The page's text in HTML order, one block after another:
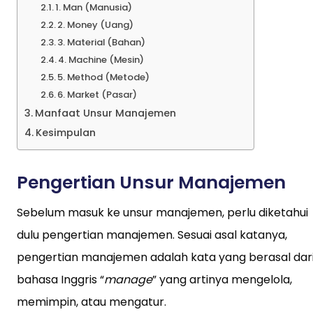
1. Man (Manusia)
2. Money (Uang)
3. Material (Bahan)
4. Machine (Mesin)
5. Method (Metode)
6. Market (Pasar)
Manfaat Unsur Manajemen
Kesimpulan
Pengertian Unsur Manajemen
Sebelum masuk ke unsur manajemen, perlu diketahui
dulu pengertian manajemen. Sesuai asal katanya,
pengertian manajemen adalah kata yang berasal
bahasa Inggris “manage” yang artinya mengelola,
memimpin, atau mengatur.